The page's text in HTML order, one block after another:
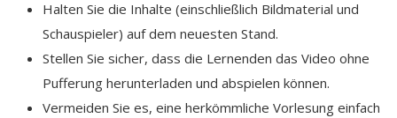
Halten Sie die Inhalte (einschließlich Bildmaterial und
Schauspieler) auf dem neuesten Stand.
Stellen Sie sicher, dass die Lernenden das Video ohne
Pufferung herunterladen und abspielen können.
Vermeiden Sie es, eine herkömmliche Vorlesung einfach